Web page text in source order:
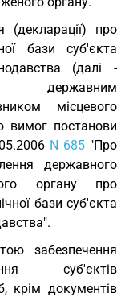
(декларації) про
бази суб'єкта
(далі -
державним
місцевого
вимог постанови
N 685 "Про
державного
органу про
бази суб'єкта
забезпечення
суб'єктів
крім документів